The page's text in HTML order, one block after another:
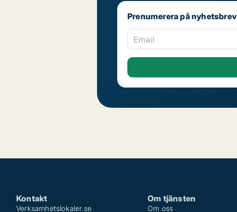
Prenumerera på nyhetsbrev
Email
Kontakt
Verksamhetslokaler.se
Om tjänsten
Om oss